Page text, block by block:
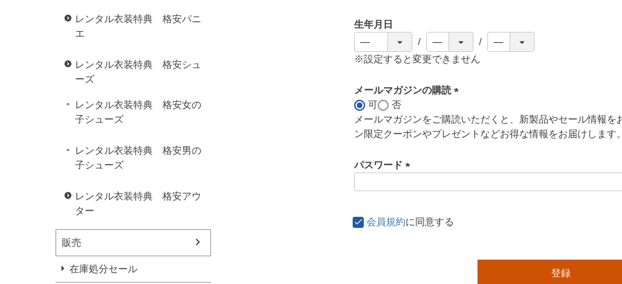
レンタル衣装特典 格安パニ
エ
レンタル衣装特典 格安シュ
ーズ
レンタル衣装特典 格安女の
子シューズ
レンタル衣装特典 格安男の
子シューズ
レンタル衣装特典 格安アウ
ター
販売
在庫処分セール
生年月日
※設定すると変更できません
メールマガジンの購読
必
須
可
否
メールマガジンをご購読いただくと、新製品やセール情報
ン限定クーポンやプレゼントなどお得な情報をお届けします
パスワード
)
会員規約に同意する
登録